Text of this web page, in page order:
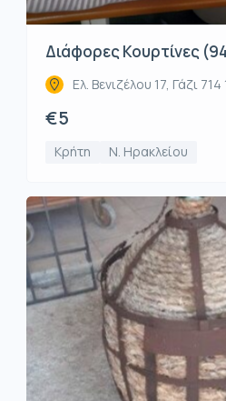
Διάφορες Κουρτίνες
Ελ. Βενιζέλου 17, Γάζι
€5
Κρήτη Ν. Ηρακλείου